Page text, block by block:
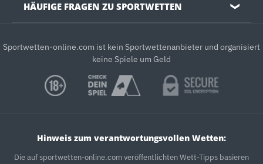
HÄUFIGE FRAGEN ZU SPORTWETTEN ❯
Sportwetten-online.com ist kein Sportwettenanbieter und organisiert
keine Spiele um Geld
Hinweis zum verantwortungsvollen Wetten:
Die auf sportwetten-online.com veröffentlichten Wett-Tipps basieren